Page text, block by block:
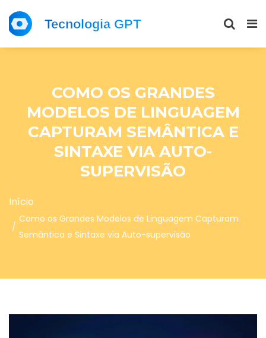
COMO OS GRANDES
MODELOS DE LINGUAGEM
CAPTURAM SEMÂNTICA E
SINTAXE VIA AUTO-
SUPERVISÃO
Início
Como os Grandes Modelos de Linguagem Capturam
Semântica e Sintaxe via Auto-supervisão